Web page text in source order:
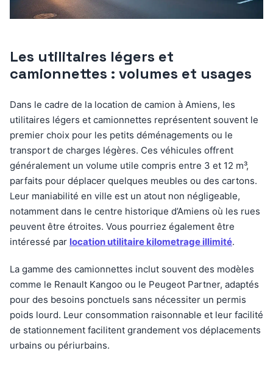
Les utilitaires légers et
camionnettes : volumes et usages
Dans le cadre de la location de camion à Amiens, les
utilitaires légers et camionnettes représentent souvent le
premier choix pour les petits déménagements ou le
transport de charges légères. Ces véhicules offrent
généralement un volume utile compris entre 3 et 12 m³,
parfaits pour déplacer quelques meubles ou des cartons.
Leur maniabilité en ville est un atout non négligeable,
notamment dans le centre historique d’Amiens où les rues
peuvent être étroites. Vous pourriez également être
intéressé par location utilitaire kilometrage illimité.
La gamme des camionnettes inclut souvent des modèles
comme le Renault Kangoo ou le Peugeot Partner, adaptés
pour des besoins ponctuels sans nécessiter un permis
poids lourd. Leur consommation raisonnable et leur facilité
de stationnement facilitent grandement vos déplacements
urbains ou périurbains.